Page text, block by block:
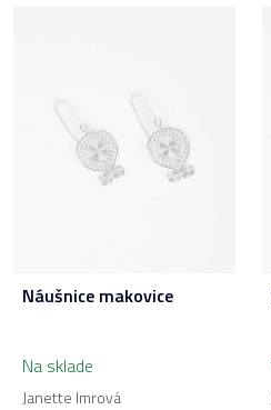
Náušnice makovice
Na sklade
Janette Imrová